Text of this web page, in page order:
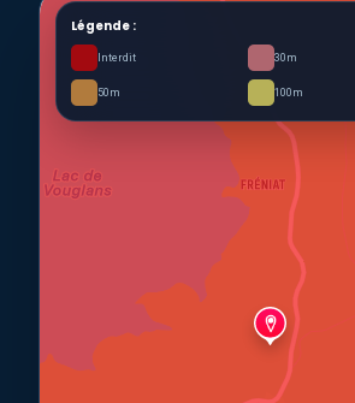
Légende :
Interdit 30m
50m 100m